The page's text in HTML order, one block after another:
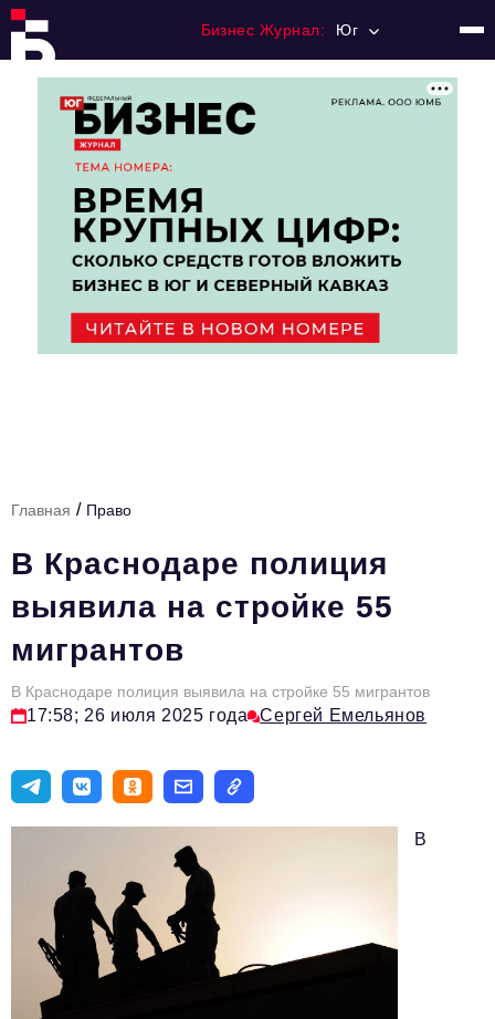
Бизнес Журнал: Юг
Франчайзинг
Номера журнала
Категории:
Финансы
Стиль жизни
Цитаты
Аналитика
Главное
Интервью
Право
Персона
Инвестиции
Управление
Главная / Право
В Краснодаре полиция
выявила на стройке 55
мигрантов
В Краснодаре полиция выявила на стройке 55 мигрантов
17:58; 26 июля 2025 года Сергей Емельянов
В